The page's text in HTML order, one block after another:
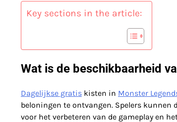
Key sections in the article:
Wat is de beschikbaarheid
Dagelijkse gratis kisten in Monster
beloningen te ontvangen. Spelers kunnen
voor het verbeteren van de gameplay en